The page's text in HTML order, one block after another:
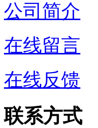
公司简介
在线留言
在线反馈
联系方式